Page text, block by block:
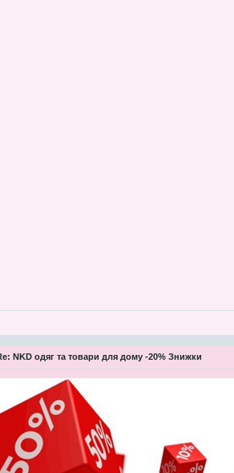
NKD одяг та товари для дому -20% Знижки